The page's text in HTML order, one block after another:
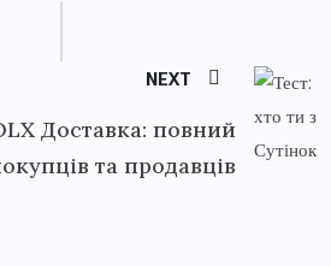
NEXT
Доставка: повний
та продавців